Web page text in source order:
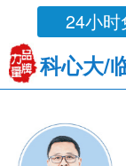
24小
科心大/